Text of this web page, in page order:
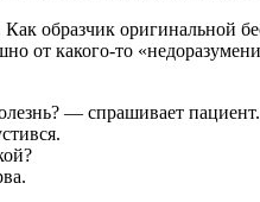
образчик оригинальной
от какого-то
― спрашивает пациент.